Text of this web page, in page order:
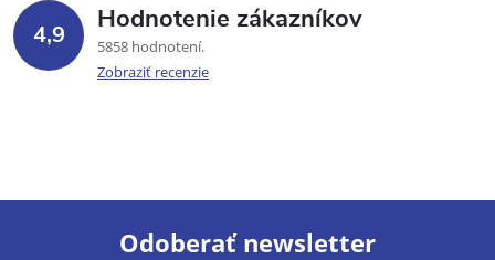
4,9 Hodnotenie zákazníkov
5858 hodnotení
Zobraziť recenzie
Odoberať newsletter